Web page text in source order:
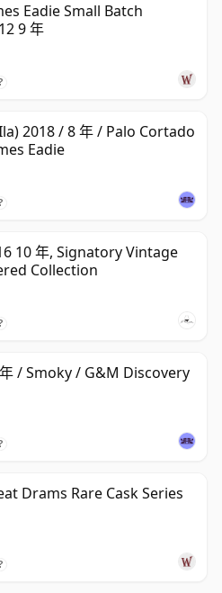
Eadie Small Batch
9 年
2018 / 8 年 / Palo Cortado
Eadie
10 年, Signatory Vintage
Collection
/ Smoky / G&M Discovery
Drams Rare Cask Series